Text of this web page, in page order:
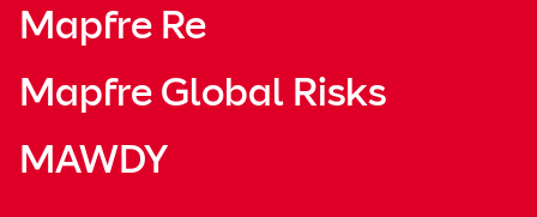
Mapfre Re
Mapfre Global Risks
MAWDY